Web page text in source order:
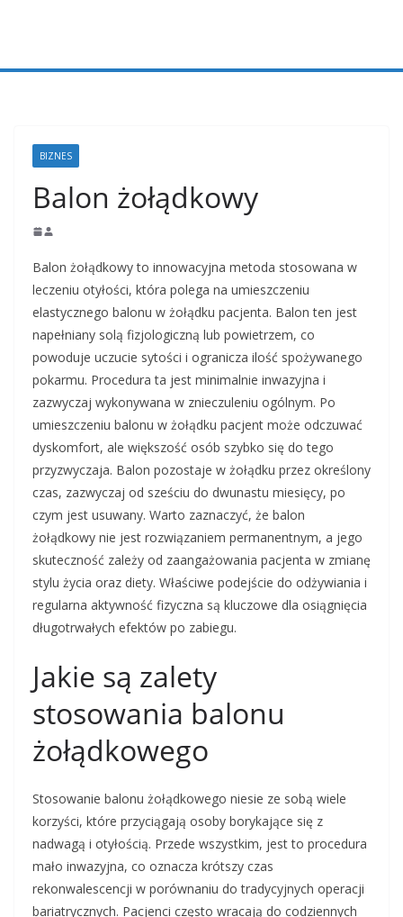
BIZNES
Balon żołądkowy
Balon żołądkowy to innowacyjna metoda stosowana w
leczeniu otyłości, która polega na umieszczeniu
elastycznego balonu w żołądku pacjenta. Balon ten jest
napełniany solą fizjologiczną lub powietrzem, co
powoduje uczucie sytości i ogranicza ilość spożywanego
pokarmu. Procedura ta jest minimalnie inwazyjna i
zazwyczaj wykonywana w znieczuleniu ogólnym. Po
umieszczeniu balonu w żołądku pacjent może odczuwać
dyskomfort, ale większość osób szybko się do tego
przyzwyczaja. Balon pozostaje w żołądku przez określony
czas, zazwyczaj od sześciu do dwunastu miesięcy, po
czym jest usuwany. Warto zaznaczyć, że balon
żołądkowy nie jest rozwiązaniem permanentnym, a jego
skuteczność zależy od zaangażowania pacjenta w zmianę
stylu życia oraz diety. Właściwe podejście do odżywiania i
regularna aktywność fizyczna są kluczowe dla osiągnięcia
długotrwałych efektów po zabiegu.
Jakie są zalety
stosowania balonu
żołądkowego
Stosowanie balonu żołądkowego niesie ze sobą wiele
korzyści, które przyciągają osoby borykające się z
nadwagą i otyłością. Przede wszystkim, jest to procedura
mało inwazyjna, co oznacza krótszy czas
rekonwalescencji w porównaniu do tradycyjnych operacji
bariatrycznych. Pacjenci często wracają do codziennych